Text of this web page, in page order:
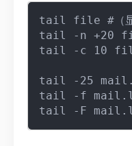
tail file #（显
tail -n +20 file
tail -c 10 file #
tail -25
tail -f mail.log #